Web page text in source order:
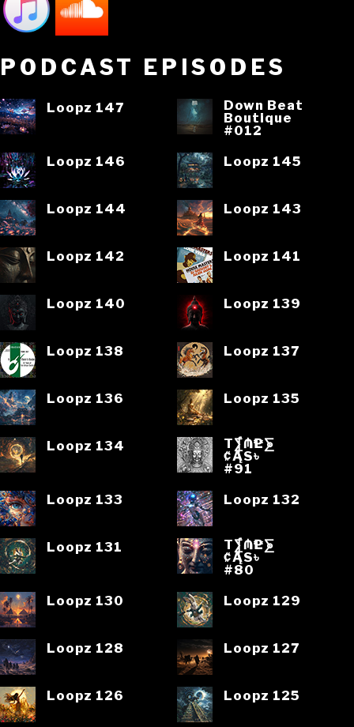
PODCAST EPISODES
Loopz 147
Down Beat
Boutique
#012
Loopz 146
Loopz 145
Loopz 144 Loopz 143
Loopz 142 Loopz 141
Loopz 140 Loopz 139
Loopz 138 Loopz 137
Loopz 136 Loopz 135
Loopz 134
T⨋₼₱L⨊
₡ĄS৳
#91
Loopz 133
Loopz 132
Loopz 131
T⨋₼₱L⨊
₡ĄS৳
#80
Loopz 130
Loopz 129
Loopz 128 Loopz 127
Loopz 126 Loopz 125